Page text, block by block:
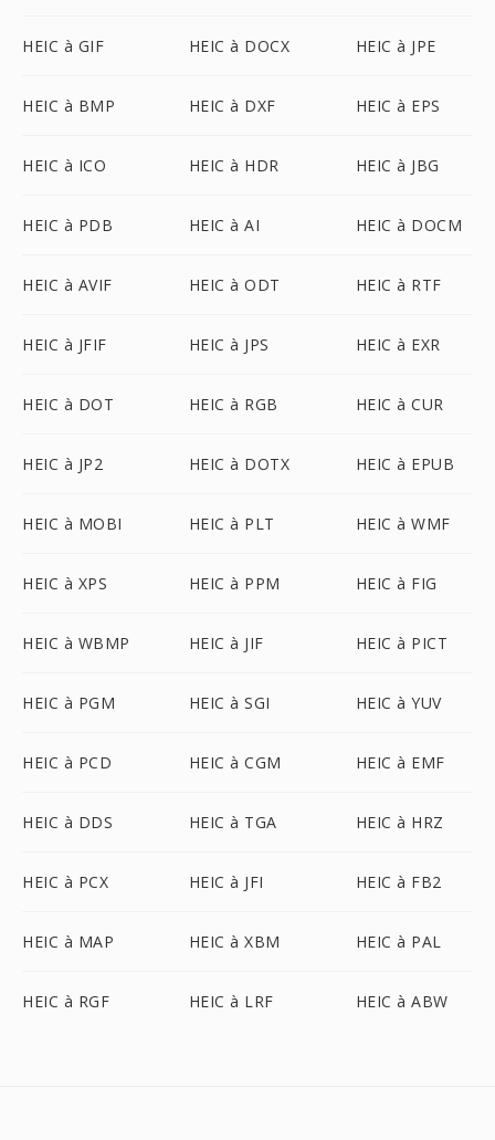
HEIC à GIF HEIC à DOCX HEIC à JPE
HEIC à BMP HEIC à DXF HEIC à EPS
HEIC à ICO HEIC à HDR HEIC à JBG
HEIC à PDB HEIC à AI HEIC à DOCM
HEIC à AVIF HEIC à ODT HEIC à RTF
HEIC à JFIF HEIC à JPS HEIC à EXR
HEIC à DOT HEIC à RGB HEIC à CUR
HEIC à JP2 HEIC à DOTX HEIC à EPUB
HEIC à MOBI HEIC à PLT HEIC à WMF
HEIC à XPS HEIC à PPM HEIC à FIG
HEIC à WBMP HEIC à JIF HEIC à PICT
HEIC à PGM HEIC à SGI HEIC à YUV
HEIC à PCD HEIC à CGM HEIC à EMF
HEIC à DDS HEIC à TGA HEIC à HRZ
HEIC à PCX HEIC à JFI HEIC à FB2
HEIC à MAP HEIC à XBM HEIC à PAL
HEIC à RGF HEIC à LRF HEIC à ABW